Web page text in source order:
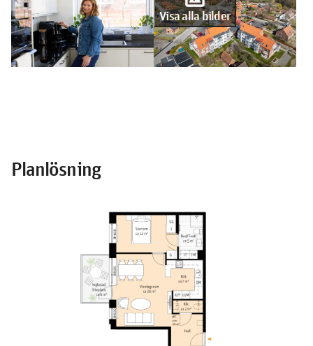
Visa alla bilder
Planlösning